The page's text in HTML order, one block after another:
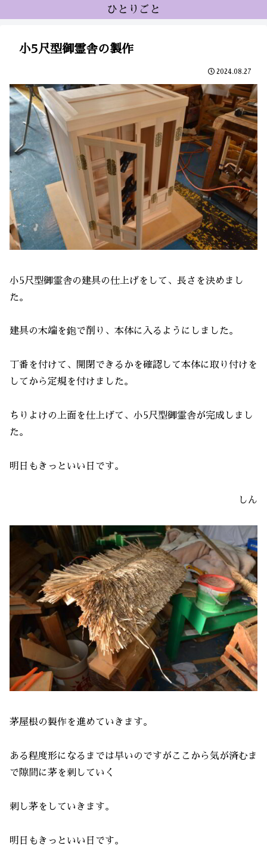
ひとりごと
小5尺型御霊舎の製作
2024.08.27
小5尺型御霊舎の建具の仕上げをして、長さを決めまし
た。
建具の木端を鉋で削り、本体に入るようにしました。
丁番を付けて、開閉できるかを確認して本体に取り付けを
してから定規を付けました。
ちりよけの上面を仕上げて、小5尺型御霊舎が完成しまし
た。
明日もきっといい日です。
しん
茅屋根の製作を進めていきます。
ある程度形になるまでは早いのですがここから気が済むま
で隙間に茅を刺していく
刺し茅をしていきます。
明日もきっといい日です。